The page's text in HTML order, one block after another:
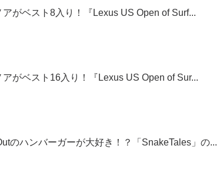
アがベスト8入り！『Lexus US Open of Surf...
アがベスト16入り！『Lexus US Open of Sur...
のハンバーガーが大好き！？「SnakeTales」の...